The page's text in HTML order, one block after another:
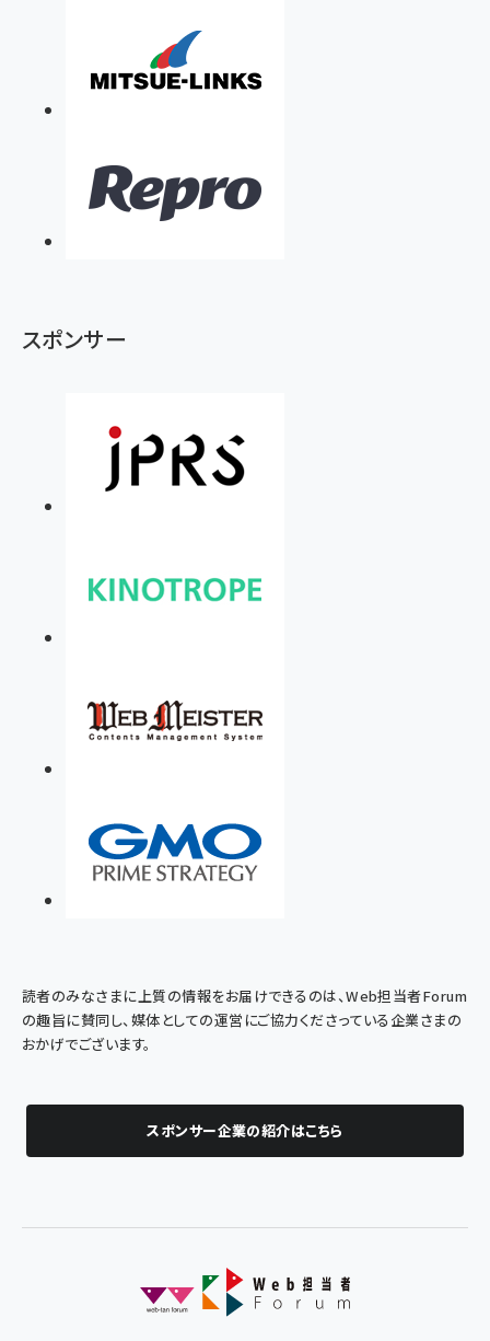
スポンサー
読者のみなさまに上質の情報をお届けできるのは、Web担当者Forum
の趣旨に賛同し、媒体としての運営にご協力くださっている企業さまの
おかげでございます。
スポンサー企業の紹介はこちら